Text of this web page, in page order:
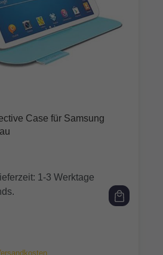
von 0 von 5 Sternen
Case für Samsung
1-3 Werktage